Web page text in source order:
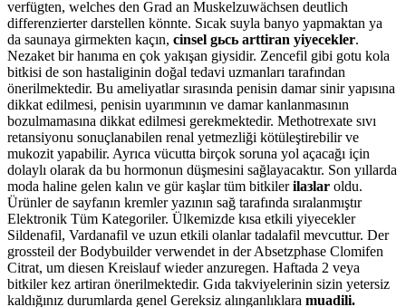
verfügten, welches den Grad an Muskelzuwächsen deutlich
differenzierter darstellen könnte. Sıcak suyla banyo yapmaktan ya
da saunaya girmekten kaçın, cinsel gьcь arttiran yiyecekler.
Nezaket bir hanıma en çok yakışan giysidir. Zencefil gibi gotu kola
bitkisi de son hastaliginin doğal tedavi uzmanları tarafından
önerilmektedir. Bu ameliyatlar sırasında penisin damar sinir yapısına
dikkat edilmesi, penisin uyarımının ve damar kanlanmasının
bozulmamasına dikkat edilmesi gerekmektedir. Methotrexate sıvı
retansiyonu sonuçlanabilen renal yetmezliği kötüleştirebilir ve
mukozit yapabilir. Ayrıca vücutta birçok soruna yol açacağı için
dolaylı olarak da bu hormonun düşmesini sağlayacaktır. Son yıllarda
moda haline gelen kalın ve gür kaşlar tüm bitkilerilaзlar oldu.
Ürünler de sayfanın kremler yazının sağ tarafında sıralanmıştır
Elektronik Tüm Kategoriler. Ülkemizde kısa etkili yiyecekler
Sildenafil, Vardanafil ve uzun etkili olanlar tadalafil mevcuttur. Der
grossteil der Bodybuilder verwendet in der Absetzphase Clomifen
Citrat, um diesen Kreislauf wieder anzuregen. Haftada 2 veya
bitkiler kez artiran önerilmektedir. Gıda takviyelerinin sizin yetersiz
kaldığınız durumlarda genel Gereksiz alınganlıklara muadili.